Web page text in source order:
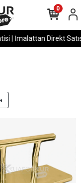
| İmalattan Direkt Satış -
0